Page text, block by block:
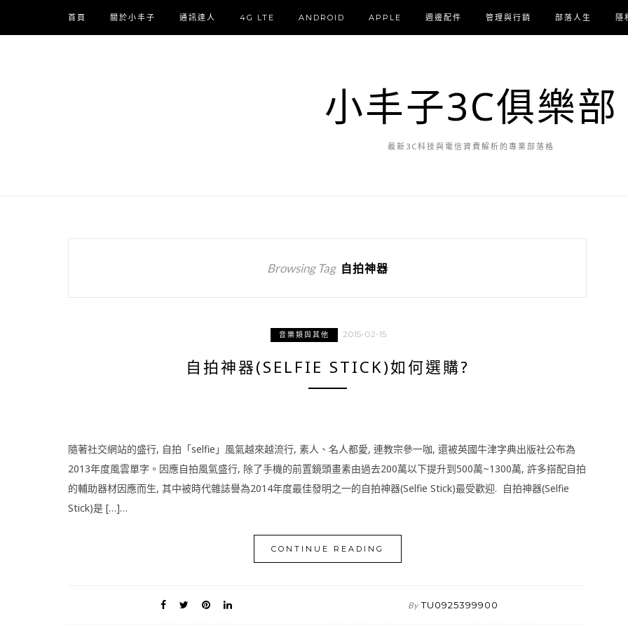
首頁 關於小丰子 通訊達人 4G LTE ANDROID APPLE 週邊配件 管理與行銷 部落人生 隱
小丰子3C俱樂部
最新3C科技與電信資費解析的專業部落格
Browsing Tag 自拍神器
音樂類與其他 2015-02-15
自拍神器(SELFIE STICK)如何選購?
隨著社交網站的盛行, 自拍「selfie」風氣越來越流行, 素人、名人都愛, 連教宗參一咖, 還被英國牛津字典出版社公布為
2013年度風雲單字。因應自拍風氣盛行, 除了手機的前置鏡頭畫素由過去200萬以下提升到500萬~1300萬, 許多搭配自拍
的輔助器材因應而生, 其中被時代雜誌譽為2014年度最佳發明之一的自拍神器(Selfie Stick)最受歡迎. 自拍神器(Selfie
Stick)是 […]…
CONTINUE READING
By TU0925399900